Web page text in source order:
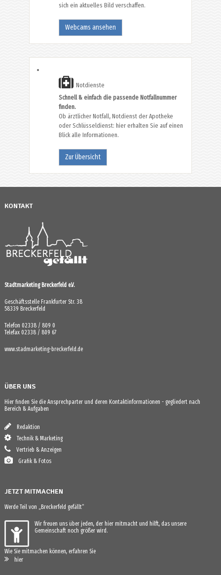
sich ein aktuelles Bild verschaffen.
Webcams ansehen
Notdienste
Schnell & einfach die passende Notfallnummer
finden.
Ob ärztlicher Notfall, Notdienst der Apotheke
oder Schlüsseldienst: hier erhalten Sie auf einen
Blick alle Informationen.
Zur Übersicht
KONTAKT
Stadtmarketing Breckerfeld e.V.
Geschäftsstelle Frankfurter Str. 38
58339 Breckerfeld
Telefon 02338 / 809 0
Telefax 02338 / 809 67
www.stadmarketing-breckerfeld.de
ÜBER UNS
Hier finden Sie die Ansprechparter und deren Kontaktinformationen - gegliedert nach
Bereich & Aufgaben
Redaktion
Technik & Marketing
Vertrieb & Anzeigen
Grafik & Fotos
JETZT MITMACHEN
Werde Teil von „Breckerfeld gefällt“
Wir freuen uns über jeden, der hier mitmacht und hilft, das unsere
Gemeinschaft noch größer wird.
Wie Sie mitmachen können, erfahren Sie
hier